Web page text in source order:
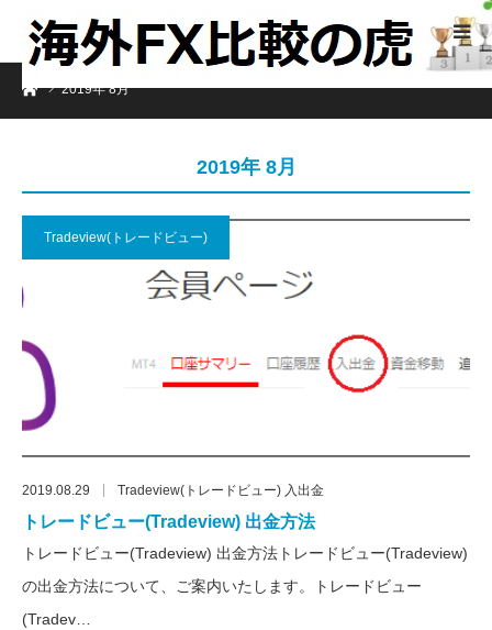
ホーム2019年 8月
2019年 8月
Tradeview(トレードビュー)
2019.08.29 Tradeview(トレードビュー) 入出金
トレードビュー(Tradeview) 出金方法
トレードビュー(Tradeview) 出金方法トレードビュー(Tradeview)
の出金方法について、ご案内いたします。トレードビュー
(Tradev…